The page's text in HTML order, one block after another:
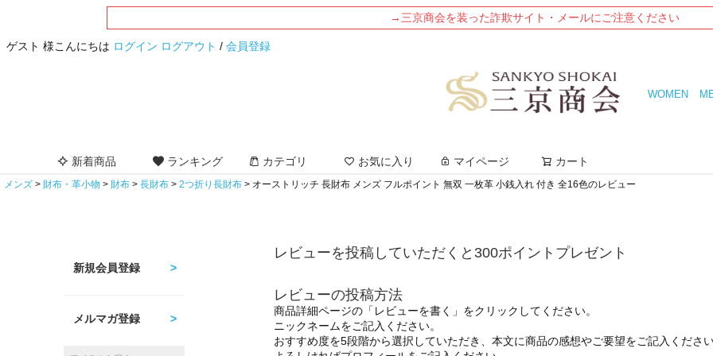
→三京商会を装った詐欺サイト・メールにご注意ください
ゲスト 様こんにちは ログイン ログアウト / 会員登録
WOMEN
新着商品 ランキング カテゴリ お気に入り マイページ カート
メンズ 財布・革小物 財布 長財布 2つ折り長財布 オーストリッチ 長財布 メンズ フルポイント 無双 一枚革 小銭入れ 付き 全16色のレビュー
新規会員登録
メルマガ登録
レビューを投稿していただくと300ポイントプレゼント
レビューの投稿方法
商品詳細ページの「レビューを書く」をクリックしてください。
ニックネームをご記入ください。
おすすめ度を5段階から選択していただき、本文に商品の感想やご要望をご記入ください